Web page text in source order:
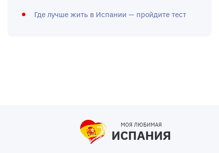
Где лучше жить в Испании — пройдите тест
МОЯ ЛЮБИМАЯ
ИСПАНИЯ